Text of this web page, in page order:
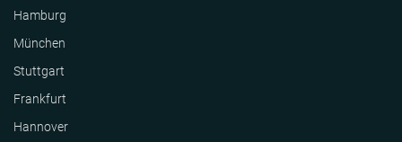
Hamburg
München
Stuttgart
Frankfurt
Hannover